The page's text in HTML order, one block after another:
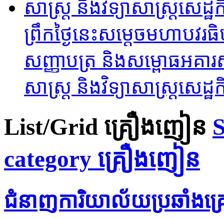
ព្រឹកថ្ងៃនេះសម្តេចមហាប
សញ្ញាបត្រ និងសម្ពោធអគា
សាស្ត្រ និងវិទ្យាសាស្ត្រសេដ្ឋ
List/Grid គ្រឿងញៀន
category គ្រឿងញៀន
ជំនាញ​ការិយាល័យ​ប្រឆាំង​